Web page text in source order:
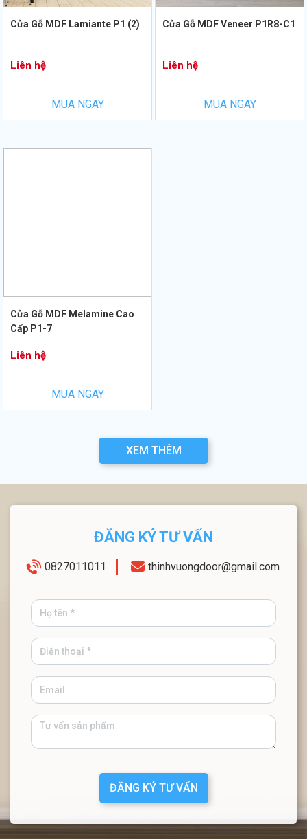
Cửa Gỗ MDF Lamiante P1 (2)
Liên hệ
MUA NGAY
Cửa Gỗ MDF Veneer P1R8-C1
Liên hệ
MUA NGAY
Cửa Gỗ MDF Melamine Cao
Cấp P1-7
Liên hệ
MUA NGAY
XEM THÊM
ĐĂNG KÝ TƯ VẤN
0827011011 thinhvuongdoor@gmail.com
ĐĂNG KÝ TƯ VẤN